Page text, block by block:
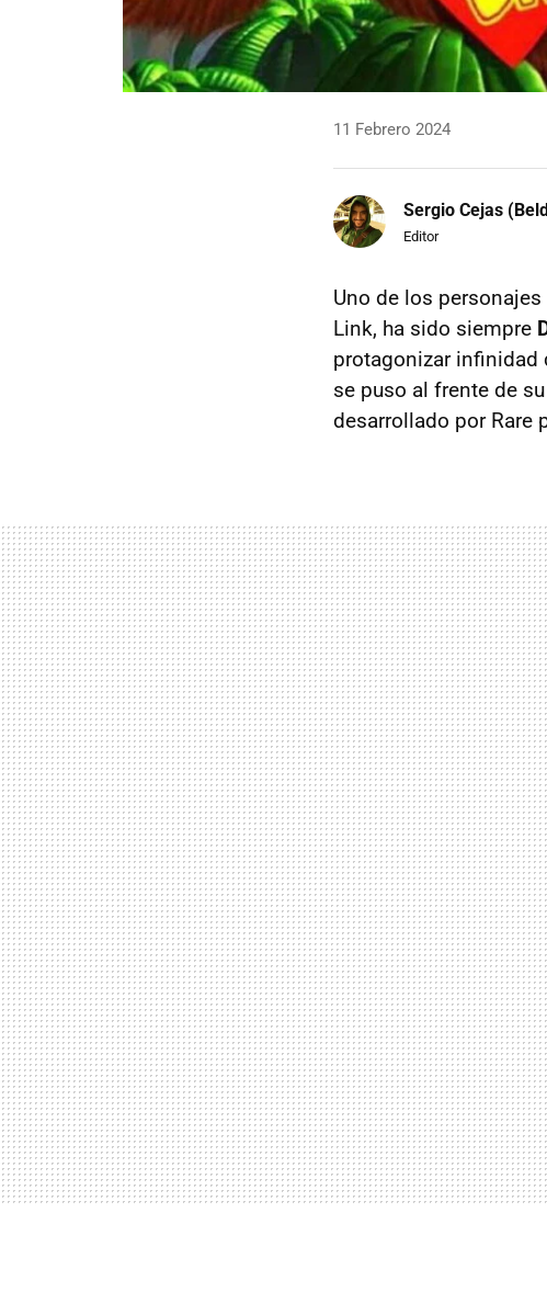
11 Febrero 2024
Sergio Cejas
Editor
Uno de los
Link, ha sido siempre
protagonizar infinidad
se puso al frente de
desarrollado por Rare